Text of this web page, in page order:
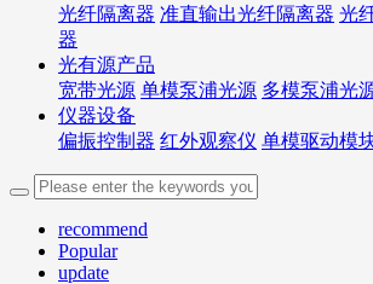
光纤隔离器 准直输出光纤隔离器 光
器
光有源产品
宽带光源 单模泵浦光源 多模泵浦光
仪器设备
偏振控制器 红外观察仪 单模驱动模
recommend
Popular
update